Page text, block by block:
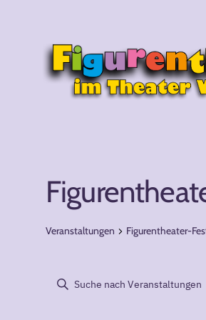
Veranstaltungen Figurentheater-
Bitte